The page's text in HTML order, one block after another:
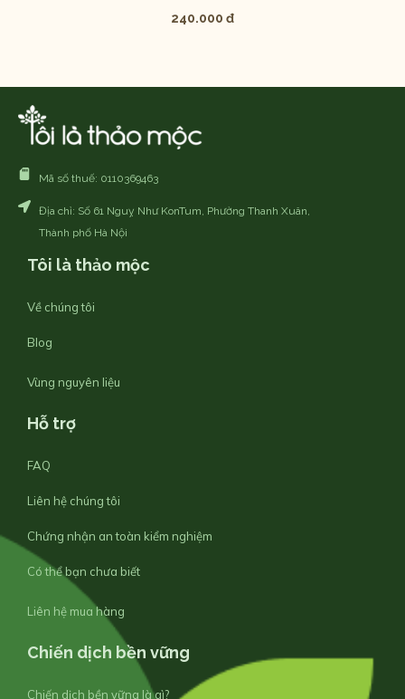
240.000 đ
Mã số thuế: 0110369463
Địa chỉ: Số 61 Nguỵ Như KonTum, Phường Thanh Xuân,
Thành phố Hà Nội
Tôi là thảo mộc
Về chúng tôi
Blog
Vùng nguyên liệu
Hỗ trợ
FAQ
Liên hệ chúng tôi
Chứng nhận an toàn kiểm nghiệm
Có thể bạn chưa biết
Liên hệ mua hàng
Chiến dịch bền vững
Chiến dịch bền vững là gì?